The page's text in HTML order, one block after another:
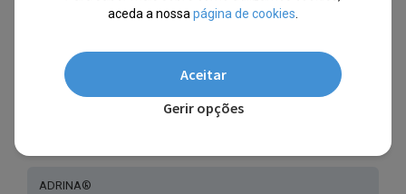
JUST®
ADRINA®
aceda a nossa página de cookies
Aceitar
Gerir opções